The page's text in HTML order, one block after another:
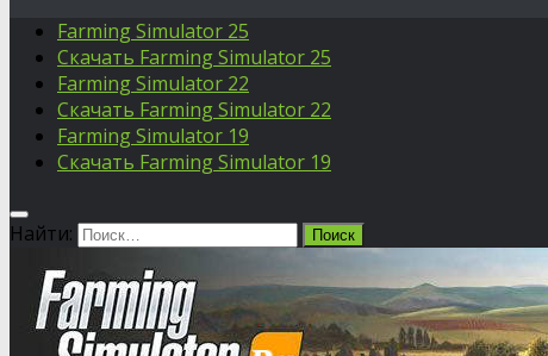
Farming Simulator 25
Скачать Farming Simulator 25
Farming Simulator 22
Скачать Farming Simulator 22
Farming Simulator 19
Скачать Farming Simulator 19
Найти: